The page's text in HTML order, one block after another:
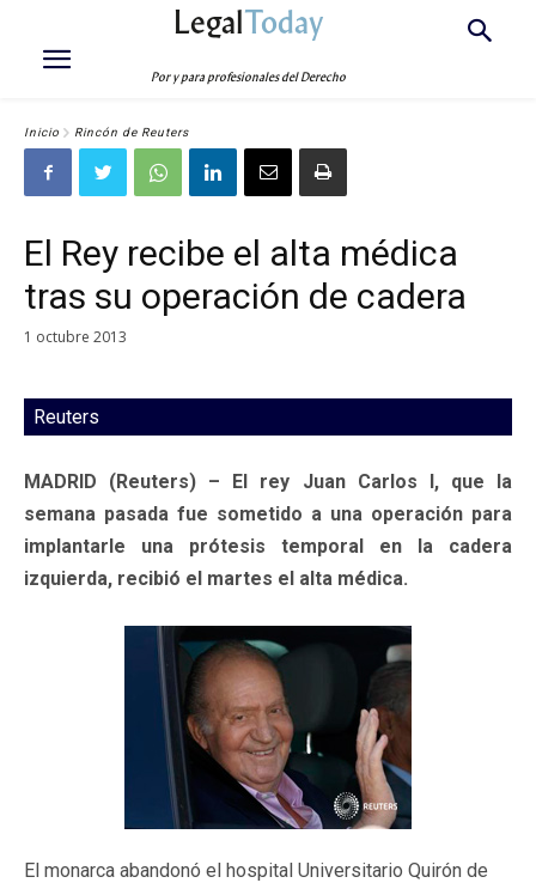
LegalToday
Por y para profesionales del Derecho
Inicio Rincón de Reuters
El Rey recibe el alta médica
tras su operación de cadera
1 octubre 2013
Reuters
MADRID (Reuters) – El rey Juan Carlos I, que la
semana pasada fue sometido a una operación para
implantarle una prótesis temporal en la cadera
izquierda, recibió el martes el alta médica.
El monarca abandonó el hospital Universitario Quirón de